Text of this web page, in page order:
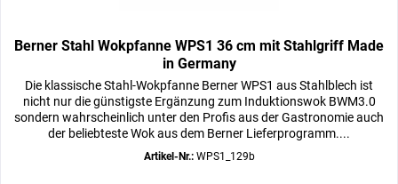
Berner Stahl Wokpfanne WPS1 36 cm mit Stahlgriff Made
in Germany
Die klassische Stahl-Wokpfanne Berner WPS1 aus Stahlblech ist
nicht nur die günstigste Ergänzung zum Induktionswok BWM3.0
sondern wahrscheinlich unter den Profis aus der Gastronomie auch
der beliebteste Wok aus dem Berner Lieferprogramm....
Artikel-Nr.:WPS1_129b